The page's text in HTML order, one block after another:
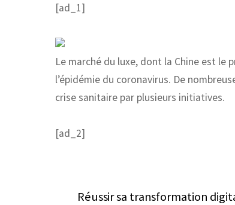
[ad_1]
Le marché du luxe, dont la Chine est
l’épidémie du coronavirus. De
crise sanitaire par plusieurs initiatives.
[ad_2]
Réussir sa transformation